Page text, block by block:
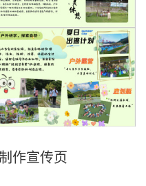
作宣传页